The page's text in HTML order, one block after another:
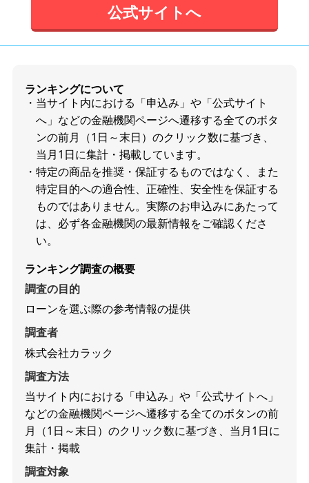
公式サイトへ
ランキングについて
当サイト内における「申込み」や「公式サイト
へ」などの金融機関ページへ遷移する全てのボタ
ンの前月（1日～末日）のクリック数に基づき、
当月1日に集計・掲載しています。
特定の商品を推奨・保証するものではなく、また
特定目的への適合性、正確性、安全性を保証する
ものではありません。実際のお申込みにあたって
は、必ず各金融機関の最新情報をご確認くださ
い。
ランキング調査の概要
調査の目的
ローンを選ぶ際の参考情報の提供
調査者
株式会社カラック
調査方法
当サイト内における「申込み」や「公式サイトへ」
などの金融機関ページへ遷移する全てのボタンの前
月（1日～末日）のクリック数に基づき、当月1日に
集計・掲載
調査対象